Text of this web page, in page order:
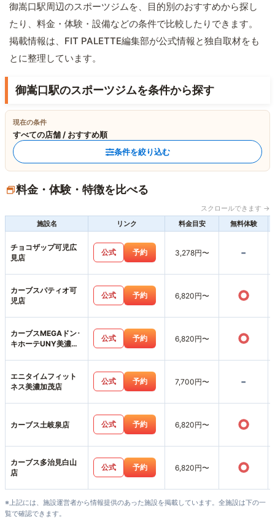
御嵩口駅周辺のスポーツジムを、目的別のおすすめから探し
たり、料金・体験・設備などの条件で比較したりできます。
掲載情報は、FIT PALETTE編集部が公式情報と独自取材をも
とに整理しています。
御嵩口駅のスポーツジムを条件から探す
現在の条件
すべての店舗 / おすすめ順
条件を絞り込む
料金・体験・特徴を比べる
スクロールできます →
施設名
リンク 料金目安 無料体験
チョコザップ可児広
見店
公式 予約 3,278円〜 -
カーブスパティオ可
児店
公式 予約 6,820円〜 ○
カーブスMEGAドン･
キホーテUNY美濃加
公式 予約 6,820円〜 ○
エニタイムフィット
ネス美濃加茂店
公式 予約 7,700円〜 -
カーブス土岐泉店 公式 予約 6,820円〜 ○
カーブス多治見白山
店
公式 予約 6,820円〜 ○
※上記には、施設運営者から情報提供のあった施設を掲載しています。全施設は下の一
覧で確認できます。